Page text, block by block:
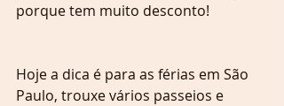
porque tem muito desconto!
Hoje a dica é para as férias em São
Paulo, trouxe vários passeios e